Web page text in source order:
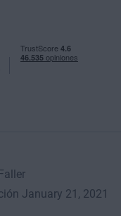
January 21, 2021